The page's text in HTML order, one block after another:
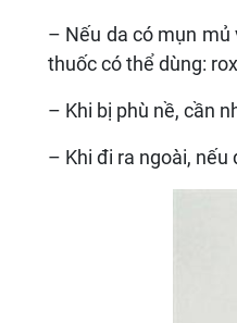
– Nếu da có mụn mủ
thuốc có thể dùng:
– Khi bị phù nề, cần
– Khi đi ra ngoài,